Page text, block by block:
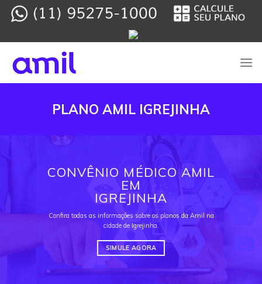
Skip
PLANO AMIL IGREJINHA
CONVÊNIO MÉDICO AMIL
EM
IGREJINHA
Confira todas as informações sobre os planos da Amil na
cidade de Igrejinha.
SIMULE AGORA